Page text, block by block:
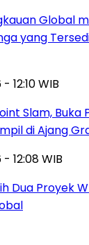
Global
yang
12:10 WIB
Slam, Buka
di Ajang
12:08 WIB
Dua Proyek